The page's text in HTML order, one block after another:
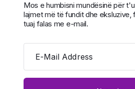
Mos e humbisni mundësinë për
lajmet më të fundit dhe eksluzive,
tuaj falas me e-mail.
E-Mail Address